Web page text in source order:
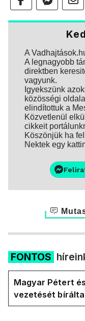
A
A legnagyobb
direktben
vagyunk.
Igyekszünk
közösségi
elindítottuk a
Közvetlenül
cikkeit
Köszönjük ha
Nektek egy
FONTOS
Magyar Pétert
vezetését
International a